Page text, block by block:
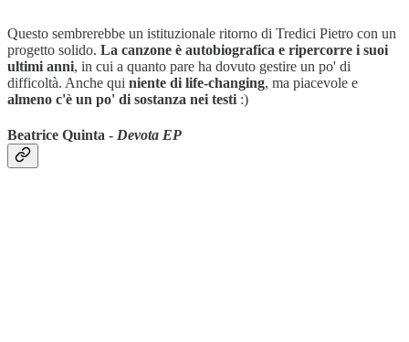
Questo sembrerebbe un istituzionale ritorno di Tredici Pietro con un
progetto solido. La canzone è autobiografica e ripercorre i suoi
ultimi anni, in cui a quanto pare ha dovuto gestire un po' di
difficoltà. Anche qui niente di life-changing, ma piacevole e
almeno c'è un po' di sostanza nei testi :)
Beatrice Quinta - Devota EP